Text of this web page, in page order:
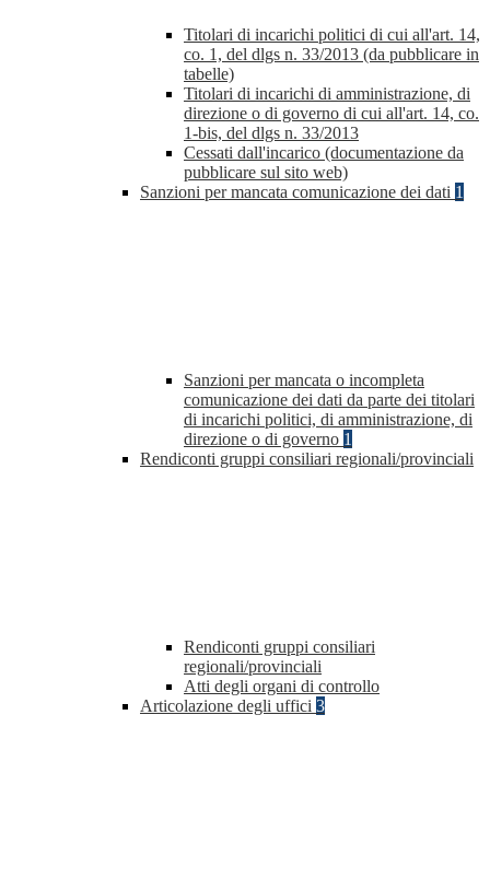
Titolari di incarichi politici di cui all'art. 14,
co. 1, del dlgs n. 33/2013 (da pubblicare in
tabelle)
Titolari di incarichi di amministrazione, di
direzione o di governo di cui all'art. 14, co.
1-bis, del dlgs n. 33/2013
Cessati dall'incarico (documentazione da
pubblicare sul sito web)
Sanzioni per mancata comunicazione dei dati 1
Sanzioni per mancata o incompleta
comunicazione dei dati da parte dei titolari
di incarichi politici, di amministrazione, di
direzione o di governo 1
Rendiconti gruppi consiliari regionali/provinciali
Rendiconti gruppi consiliari
regionali/provinciali
Atti degli organi di controllo
Articolazione degli uffici 3